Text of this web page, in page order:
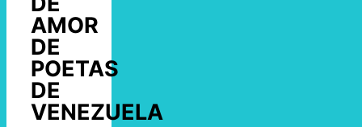
AMOR
DE
POETAS
DE
VENEZUELA